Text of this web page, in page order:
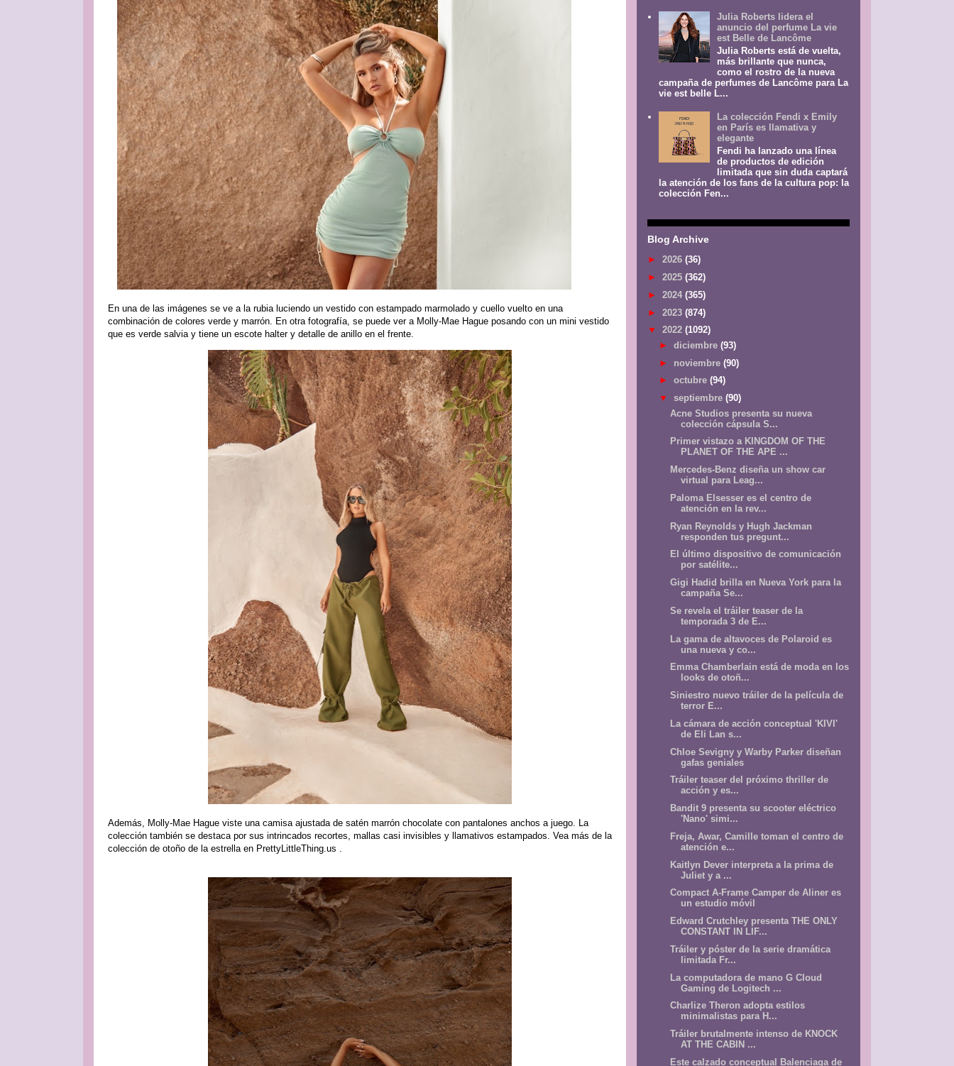
En una de las imágenes se ve a la rubia luciendo un vestido con estampado marmolado y cuello vuelto en una
combinación de colores verde y marrón. En otra fotografía, se puede ver a Molly-Mae Hague posando con un mini vestido
que es verde salvia y tiene un escote halter y detalle de anillo en el frente.
Además, Molly-Mae Hague viste una camisa ajustada de satén marrón chocolate con pantalones anchos a juego. La
colección también se destaca por sus intrincados recortes, mallas casi invisibles y llamativos estampados. Vea más de la
colección de otoño de la estrella en PrettyLittleThing.us .
Julia Roberts lidera el
anuncio del perfume La vie
est Belle de Lancôme
Julia Roberts está de vuelta,
más brillante que nunca,
como el rostro de la nueva
campaña de perfumes de Lancôme para La
vie est belle L...
La colección Fendi x Emily
en París es llamativa y
elegante
Fendi ha lanzado una línea
de productos de edición
limitada que sin duda captará
la atención de los fans de la cultura pop: la
colección Fen...
Blog Archive
► 2026 (36)
► 2025 (362)
► 2024 (365)
► 2023 (874)
▼ 2022 (1092)
► diciembre (93)
► noviembre (90)
► octubre (94)
▼ septiembre (90)
Acne Studios presenta su nueva
colección cápsula S...
Primer vistazo a KINGDOM OF THE
PLANET OF THE APE ...
Mercedes-Benz diseña un show car
virtual para Leag...
Paloma Elsesser es el centro de
atención en la rev...
Ryan Reynolds y Hugh Jackman
responden tus pregunt...
El último dispositivo de comunicación
por satélite...
Gigi Hadid brilla en Nueva York para la
campaña Se...
Se revela el tráiler teaser de la
temporada 3 de E...
La gama de altavoces de Polaroid es
una nueva y co...
Emma Chamberlain está de moda en los
looks de otoñ...
Siniestro nuevo tráiler de la película de
terror E...
La cámara de acción conceptual 'KIVI'
de Eli Lan s...
Chloe Sevigny y Warby Parker diseñan
gafas geniales
Tráiler teaser del próximo thriller de
acción y es...
Bandit 9 presenta su scooter eléctrico
'Nano' simi...
Freja, Awar, Camille toman el centro de
atención e...
Kaitlyn Dever interpreta a la prima de
Juliet y a ...
Compact A-Frame Camper de Aliner es
un estudio móvil
Edward Crutchley presenta THE ONLY
CONSTANT IN LIF...
Tráiler y póster de la serie dramática
limitada Fr...
La computadora de mano G Cloud
Gaming de Logitech ...
Charlize Theron adopta estilos
minimalistas para H...
Tráiler brutalmente intenso de KNOCK
AT THE CABIN ...
Este calzado conceptual Balenciaga de